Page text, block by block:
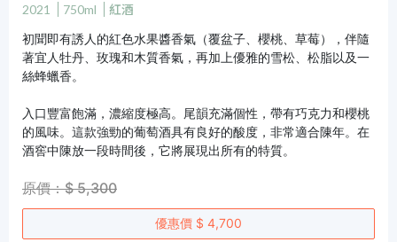
2021 750ml
紅酒
初聞即有誘人的紅色水果醬香氣（覆盆子、櫻桃、草莓），伴隨
著宜人牡丹、玫瑰和木質香氣，再加上優雅的雪松、松脂以及一
絲蜂蠟香。
入口豐富飽滿，濃縮度極高。尾韻充滿個性，帶有巧克力和櫻桃
的風味。這款強勁的葡萄酒具有良好的酸度，非常適合陳年。在
酒窖中陳放一段時間後，它將展現出所有的特質。
原價：$ 5,300
優惠價 $ 4,700